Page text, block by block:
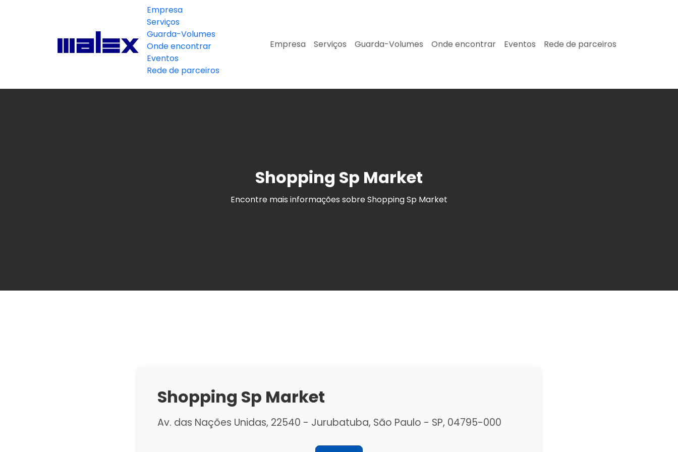
Empresa
Serviços
Guarda-Volumes
Onde encontrar
Eventos
Rede de parceiros
Empresa Serviços Guarda-Volumes Onde encontrar Eventos Rede de parceiros
Shopping Sp Market
Encontre mais informações sobre Shopping Sp Market
Shopping Sp Market
Av. das Nações Unidas, 22540 - Jurubatuba, São Paulo - SP, 04795-000